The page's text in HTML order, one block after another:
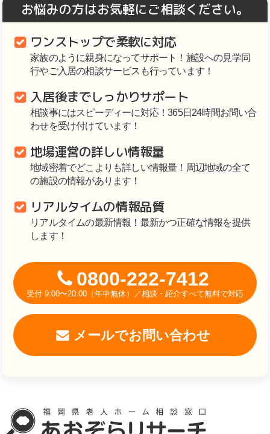
お悩みの方はお気軽にご相談ください。
ワンストップで柔軟に対応
家族のように親身になってサポート！施設への見学同
行やご入居の相談サービスも行っています！
入居後までしっかりサポート
相談事にはスピーディーに対応！365日24時間お問い合
わせを受け付けています！
地場運営の詳しい情報量
地域密着でどこよりも詳しい情報量！周辺地域の全て
の施設の情報があります！
リアルタイムの情報品質
リアルタイムの最新情報！最新かつ正確な情報を提供
します！
0800-222-7412
受付 9:00〜20:00（年中無休）／相談・紹介すべて無料で対応
メールでお問い合わせ